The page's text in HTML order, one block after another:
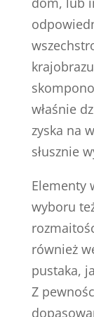
właśnie
zyska na
słusznie
Elementy
wyboru
również
pustaka,
Z